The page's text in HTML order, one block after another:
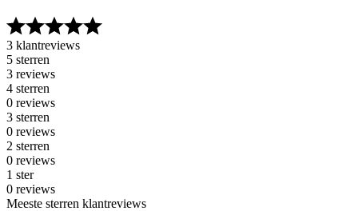
3 klantreviews
5 sterren
3 reviews
4 sterren
0 reviews
3 sterren
0 reviews
2 sterren
0 reviews
1 ster
0 reviews
Meeste sterren klantreviews